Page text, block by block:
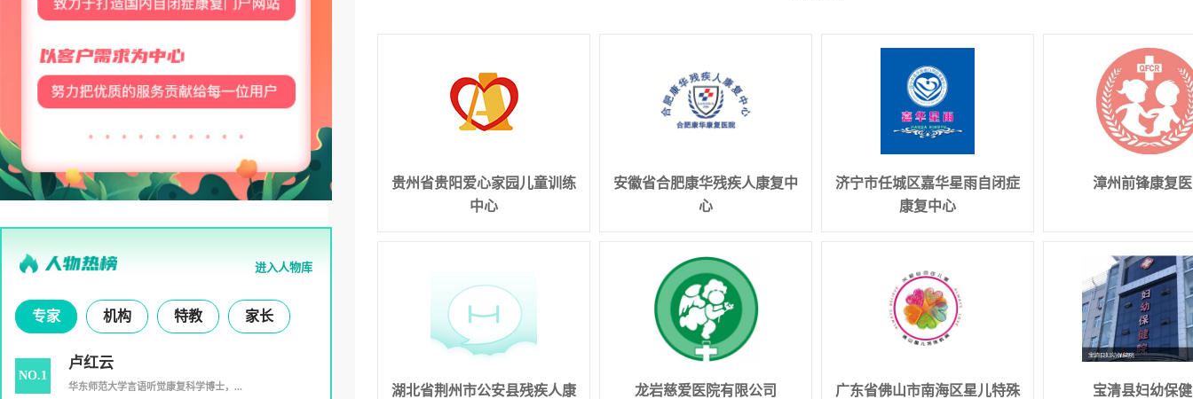
进入人物库
专家 机构 特教 家长
NO.1
卢红云
华东师范大学言语听觉康复科学博士，...
贵州省贵阳爱心家园儿童训练
中心
安徽省合肥康华残疾人康复中
心
济宁市任城区嘉华星雨自闭症
康复中心
漳州前锋康复
湖北省荆州市公安县残疾人康
龙岩慈爱医院有限公司
广东省佛山市南海区星儿特殊
宝清县妇幼保